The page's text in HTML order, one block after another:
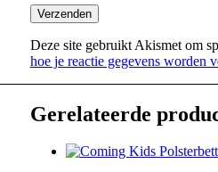
Deze site gebruikt Akismet om
hoe je reactie gegevens worden
Gerelateerde